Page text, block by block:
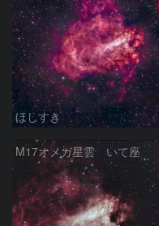
ほしすき
M17オメガ星雲 いて座